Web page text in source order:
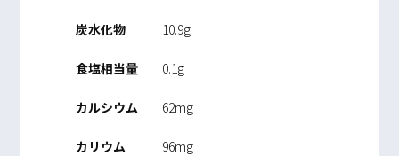
炭水化物 10.9g
食塩相当量 0.1g
カルシウム 62mg
カリウム
96mg